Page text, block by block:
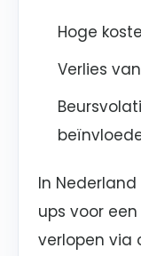
Hoge
Verlies
In
ups voor
verlopen via